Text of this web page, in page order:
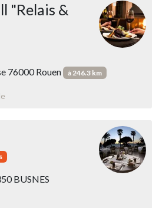
"Relais &
76000 Rouen à 246.3 km
BUSNES